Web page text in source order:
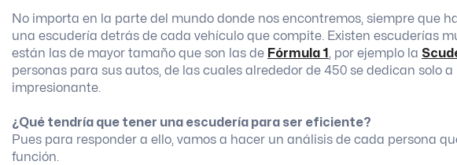
No importa en la parte del mundo donde nos encontremos, siempre que
una escudería detrás de cada vehículo que compite. Existen escuderías
están las de mayor tamaño que son las de Fórmula 1 , por ejemplo la
personas para sus autos, de las cuales alrededor de 450 se dedican solo
impresionante.
¿Qué tendría que tener una escudería para ser eficiente?
Pues para responder a ello, vamos a hacer un análisis de cada persona
función.